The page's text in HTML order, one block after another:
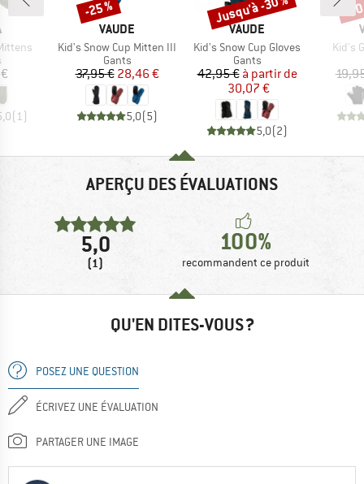
group
(1)
MARQUE
VAUDE
Article
Kid's Snow Cup Mitten III
Product group
Gants
Prix
37,95 € Prix réduit
28,46 €
5,0(5)
Remise
-25 %
MARQUE
VAUDE
Article
Kid's Snow Cup Gloves
Product group
Gants
Prix
42,95 € Prix réduit
à partir de
30,07 €
5,0(2)
Remise
Jusqu'à -30 %
Article
Kid's
-
APERÇU DES ÉVALUATIONS
5,0
(1)
100%
recommandent ce produit
QU'EN DITES-VOUS ?
POSEZ UNE QUESTION
ÉCRIVEZ UNE ÉVALUATION
PARTAGER UNE IMAGE